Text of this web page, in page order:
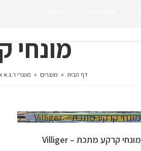
מונחי
דף הבית » מוצרים » מוצרי ר.ג.א
מונחי קרקע מתכת – Villiger